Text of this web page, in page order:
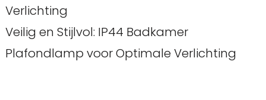
Verlichting
Veilig en Stijlvol: IP44 Badkamer
Plafondlamp voor Optimale Verlichting